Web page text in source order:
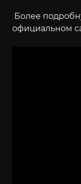
Более
официальном